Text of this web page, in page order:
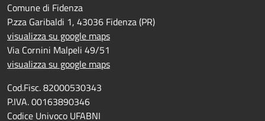
Comune di Fidenza
P.zza Garibaldi 1, 43036 Fidenza (PR)
visualizza su google maps
Via Cornini Malpeli 49/51
visualizza su google maps
Cod.Fisc. 82000530343
P.IVA. 00163890346
Codice Univoco UFABNI